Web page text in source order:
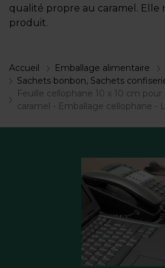
qualité propre au caramel. Elle
produit.
Accueil Emballage alimentaire
Sachets bonbon, Sachets
Feuille cellophane 10 x 10 cm
caramel - Emballage cellophane -